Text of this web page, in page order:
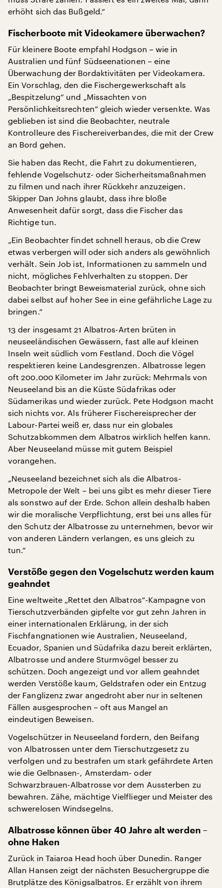
erhöht sich das Bußgeld.“
Fischerboote mit Videokamere überwachen?
Für kleinere Boote empfahl Hodgson – wie in
Australien und fünf Südseenationen – eine
Überwachung der Bordaktivitäten per Videokamera.
Ein Vorschlag, den die Fischergewerkschaft als
„Bespitzelung“ und „Missachten von
Persönlichkeitsrechten“ gleich wieder versenkte. Was
geblieben ist sind die Beobachter, neutrale
Kontrolleure des Fischereiverbandes, die mit der Crew
an Bord gehen.
Sie haben das Recht, die Fahrt zu dokumentieren,
fehlende Vogelschutz- oder Sicherheitsmaßnahmen
zu filmen und nach ihrer Rückkehr anzuzeigen.
Skipper Dan Johns glaubt, dass ihre bloße
Anwesenheit dafür sorgt, dass die Fischer das
Richtige tun.
„Ein Beobachter findet schnell heraus, ob die Crew
etwas verbergen will oder sich anders als gewöhnlich
verhält. Sein Job ist, Informationen zu sammeln und
nicht, mögliches Fehlverhalten zu stoppen. Der
Beobachter bringt Beweismaterial zurück, ohne sich
dabei selbst auf hoher See in eine gefährliche Lage zu
bringen.“
13 der insgesamt 21 Albatros-Arten brüten in
neuseeländischen Gewässern, fast alle auf kleinen
Inseln weit südlich vom Festland. Doch die Vögel
respektieren keine Landesgrenzen. Albatrosse legen
oft 200.000 Kilometer im Jahr zurück: Mehrmals von
Neuseeland bis an die Küste Südafrikas oder
Südamerikas und wieder zurück. Pete Hodgson macht
sich nichts vor. Als früherer Fischereisprecher der
Labour-Partei weiß er, dass nur ein globales
Schutzabkommen dem Albatros wirklich helfen kann.
Aber Neuseeland müsse mit gutem Beispiel
vorangehen.
„Neuseeland bezeichnet sich als die Albatros-
Metropole der Welt – bei uns gibt es mehr dieser Tiere
als sonstwo auf der Erde. Schon allein deshalb haben
wir die moralische Verpflichtung, erst bei uns alles für
den Schutz der Albatrosse zu unternehmen, bevor wir
von anderen Ländern verlangen, es uns gleich zu
tun.“
Verstöße gegen den Vogelschutz werden kaum
geahndet
Eine weltweite „Rettet den Albatros“-Kampagne von
Tierschutzverbänden gipfelte vor gut zehn Jahren in
einer internationalen Erklärung, in der sich
Fischfangnationen wie Australien, Neuseeland,
Ecuador, Spanien und Südafrika dazu bereit erklärten,
Albatrosse und andere Sturmvögel besser zu
schützen. Doch angezeigt und vor allem geahndet
werden Verstöße kaum, Geldstrafen oder ein Entzug
der Fanglizenz zwar angedroht aber nur in seltenen
Fällen ausgesprochen – oft aus Mangel an
eindeutigen Beweisen.
Vogelschützer in Neuseeland fordern, den Beifang
von Albatrossen unter dem Tierschutzgesetz zu
verfolgen und zu bestrafen um stark gefährdete Arten
wie die Gelbnasen-, Amsterdam- oder
Schwarzbrauen-Albatrosse vor dem Aussterben zu
bewahren. Zähe, mächtige Vielflieger und Meister des
schwerelosen Windsegelns.
Albatrosse können über 40 Jahre alt werden –
ohne Haken
Zurück in Taiaroa Head hoch über Dunedin. Ranger
Allan Hansen zeigt der nächsten Besuchergruppe die
Brutplätze des Königsalbatros. Er erzählt von ihrem